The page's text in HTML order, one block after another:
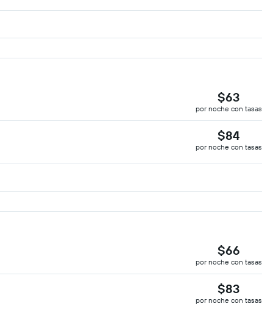
$63
por noche con tasas
$84
por noche con tasas
$66
por noche con tasas
$83
por noche con tasas